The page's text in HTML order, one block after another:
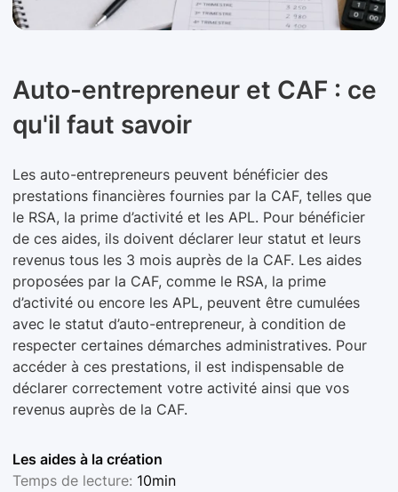
Auto-entrepreneur et CAF : ce
qu'il faut savoir
Les auto-entrepreneurs peuvent bénéficier des
prestations financières fournies par la CAF, telles que
le RSA, la prime d’activité et les APL. Pour bénéficier
de ces aides, ils doivent déclarer leur statut et leurs
revenus tous les 3 mois auprès de la CAF. Les aides
proposées par la CAF, comme le RSA, la prime
d’activité ou encore les APL, peuvent être cumulées
avec le statut d’auto-entrepreneur, à condition de
respecter certaines démarches administratives. Pour
accéder à ces prestations, il est indispensable de
déclarer correctement votre activité ainsi que vos
revenus auprès de la CAF.
Les aides à la création
Temps de lecture: 10min